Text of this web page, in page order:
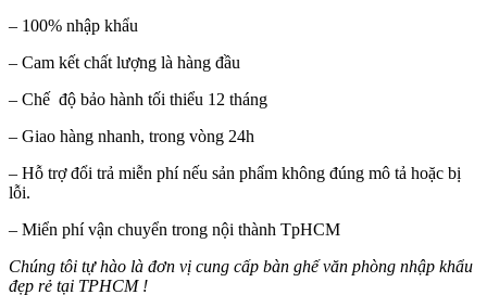
– 100% nhập khẩu
– Cam kết chất lượng là hàng đầu
– Chế độ bảo hành tối thiểu 12 tháng
– Giao hàng nhanh, trong vòng 24h
– Hỗ trợ đổi trả miễn phí nếu sản phẩm không đúng mô tả hoặc bị
lỗi.
– Miển phí vận chuyển trong nội thành TpHCM
Chúng tôi tự hào là đơn vị cung cấp bàn ghế văn phòng nhập khẩu
đẹp rẻ tại TPHCM !